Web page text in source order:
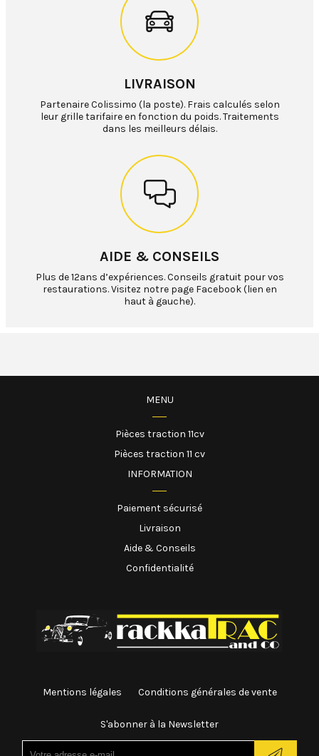
LIVRAISON
Partenaire Colissimo (la poste). Frais calculés selon
leur grille tarifaire en fonction du poids. Traitements
dans les meilleurs délais.
AIDE & CONSEILS
Plus de 12ans d’expériences. Conseils gratuit pour vos
restaurations. Visitez notre page Facebook (lien en
haut à gauche).
MENU
Pièces traction 11cv
Pièces traction 11 cv
INFORMATION
Paiement sécurisé
Livraison
Aide & Conseils
Confidentialité
Mentions légales Conditions générales de vente
S'abonner à la Newsletter